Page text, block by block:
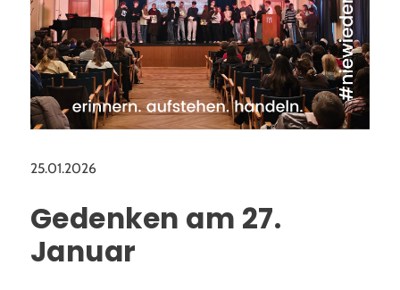
AGs
Sport
Schulsanitätsdienst
25.01.2026
Gedenken am 27.
Januar